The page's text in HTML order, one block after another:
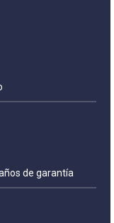
de garantía